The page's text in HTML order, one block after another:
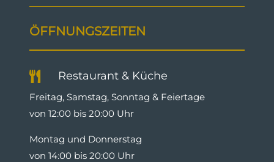
ÖFFNUNGSZEITEN
 Restaurant & Küche
Freitag, Samstag, Sonntag & Feiertage
von 12:00 bis 20:00 Uhr
Montag und Donnerstag
von 14:00 bis 20:00 Uhr